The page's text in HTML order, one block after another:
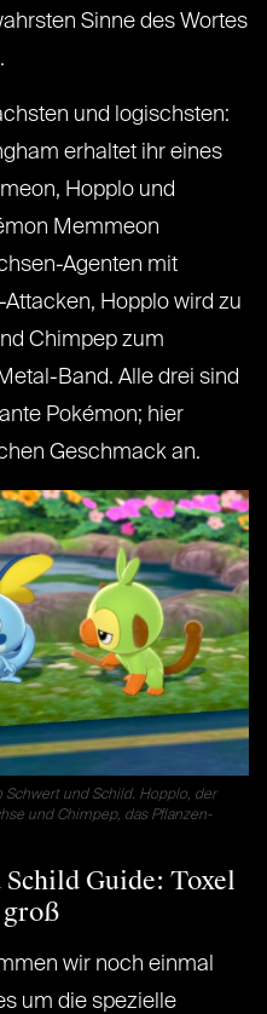
Sinne des Wortes
und logischsten:
erhaltet ihr eines
Hopplo und
Memmeon
Agenten mit
Hopplo wird zu
Chimpep zum
Band. Alle drei sind
Pokémon; hier
Geschmack an.
Schwert und Schild. Hopplo, der
und Chimpep, das Pflanzen-
Guide: Toxel
wir noch einmal
um die spezielle